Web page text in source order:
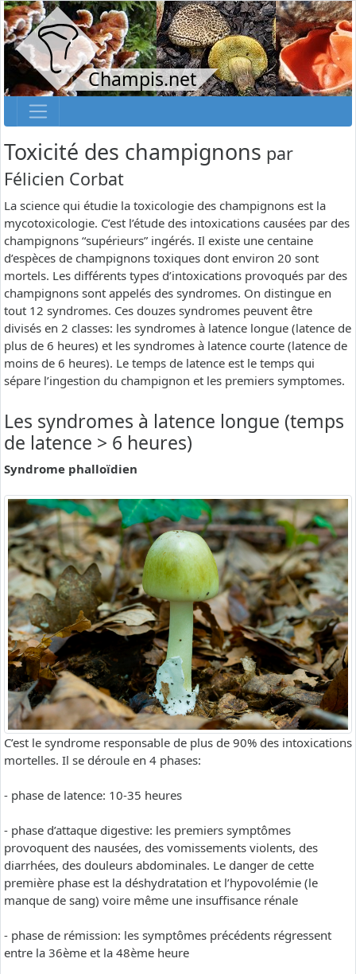
Champis.net
Toxicité des champignons par
Félicien Corbat
La science qui étudie la toxicologie des champignons est la
mycotoxicologie. C’est l’étude des intoxications causées par des
champignons “supérieurs” ingérés. Il existe une centaine
d’espèces de champignons toxiques dont environ 20 sont
mortels. Les différents types d’intoxications provoqués par des
champignons sont appelés des syndromes. On distingue en
tout 12 syndromes. Ces douzes syndromes peuvent être
divisés en 2 classes: les syndromes à latence longue (latence de
plus de 6 heures) et les syndromes à latence courte (latence de
moins de 6 heures). Le temps de latence est le temps qui
sépare l’ingestion du champignon et les premiers symptomes.
Les syndromes à latence longue (temps
de latence > 6 heures)
Syndrome phalloïdien
C’est le syndrome responsable de plus de 90% des intoxications
mortelles. Il se déroule en 4 phases:
- phase de latence: 10-35 heures
- phase d’attaque digestive: les premiers symptômes
provoquent des nausées, des vomissements violents, des
diarrhées, des douleurs abdominales. Le danger de cette
première phase est la déshydratation et l’hypovolémie (le
manque de sang) voire même une insuffisance rénale
- phase de rémission: les symptômes précédents régressent
entre la 36ème et la 48ème heure